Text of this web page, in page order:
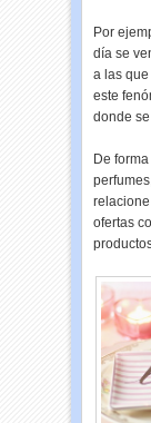
Por
día se
a las
este
donde
De
ofertas